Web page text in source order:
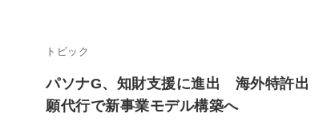
トピック
パソナG、知財支援に進出 海外特許出
願代行で新事業モデル構築へ